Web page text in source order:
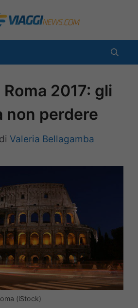
2017: gli
non perdere
di Valeria Bellagamba
(iStock)